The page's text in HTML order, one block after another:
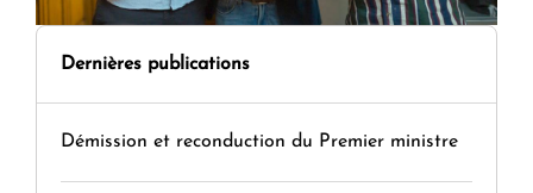
Dernières publications
Démission et reconduction du Premier ministre